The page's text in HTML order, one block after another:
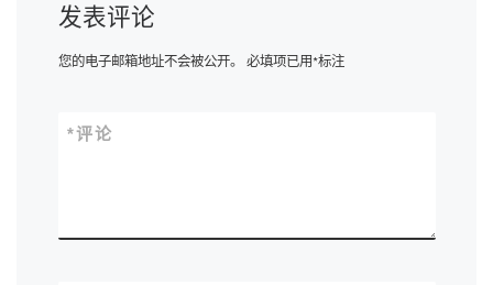
发表评论
您的电子邮箱地址不会被公开。 必填项已用*标注
评论
*